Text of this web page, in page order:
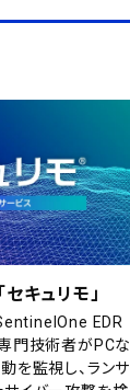
キュリモ」
EDR
専門技術者がPCな
を監視し、ランサ